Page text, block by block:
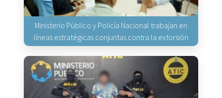
Ministerio Público y Policía Nacional trabajan en
líneas estratégicas conjuntas contra la extorsión